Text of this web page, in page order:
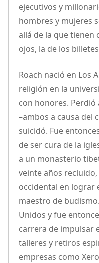
ejecutivos y
hombres y mujeres
allá de la que tienen
ojos, la de los
Roach nació en Los
religión en la
con honores.
–ambos a causa del
suicidó. Fue
de ser cura de la
a un monasterio
veinte años
occidental en lograr
maestro de
Unidos y fue
carrera de impulsar
talleres y retiros
empresas como